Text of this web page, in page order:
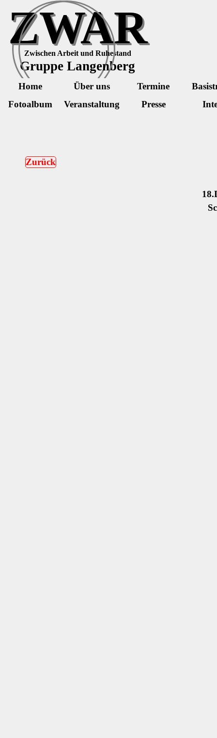
Direkt zum Seiteninhalt
ZWAR
Zwischen Arbeit und Ruhestand
Gruppe Langenberg
Home Über uns Termine
Fotoalbum
Veranstaltung Presse
Zurück